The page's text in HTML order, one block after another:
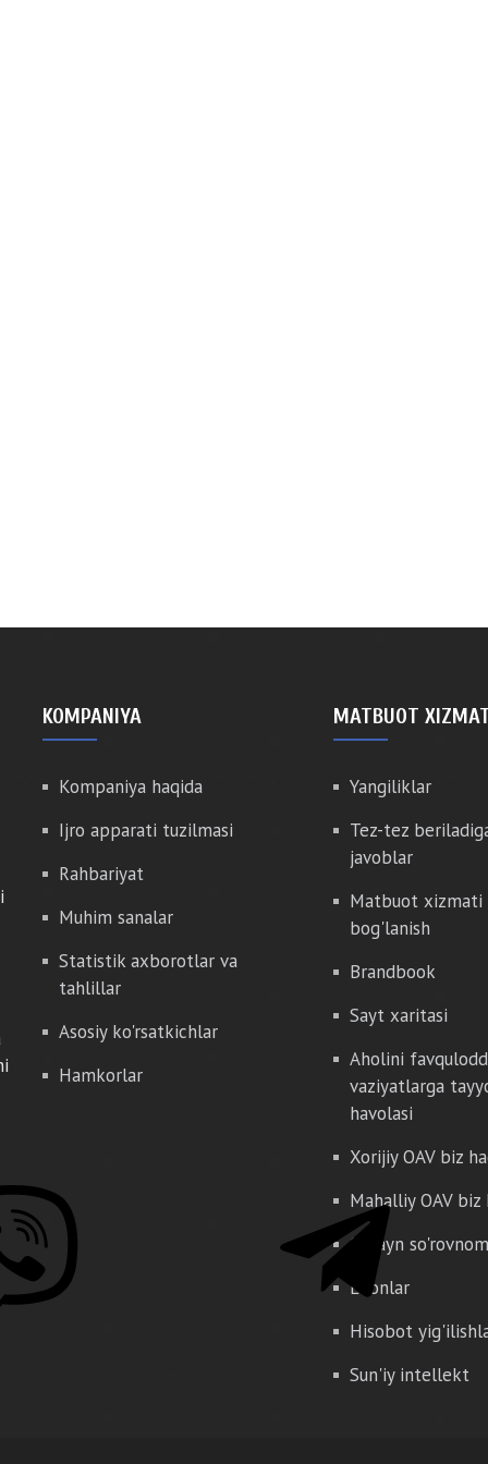
KOMPANIYA
Kompaniya haqida
Ijro apparati tuzilmasi
Rahbariyat
Muhim sanalar
Statistik axborotlar va
tahlillar
Asosiy ko'rsatkichlar
Hamkorlar
MATBUOT
Yangiliklar
Tez-tez
javoblar
Matbuot xizmati
bog'lanish
Brandbook
Sayt xaritasi
Aholini
vaziyatlarga
havolasi
Xorijiy OAV biz
Mahalliy OAV biz
Onlayn
E'lonlar
Hisobot
Sun'iy intellekt